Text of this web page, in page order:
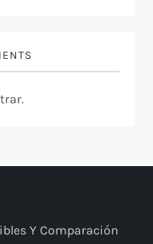
Y Comparación